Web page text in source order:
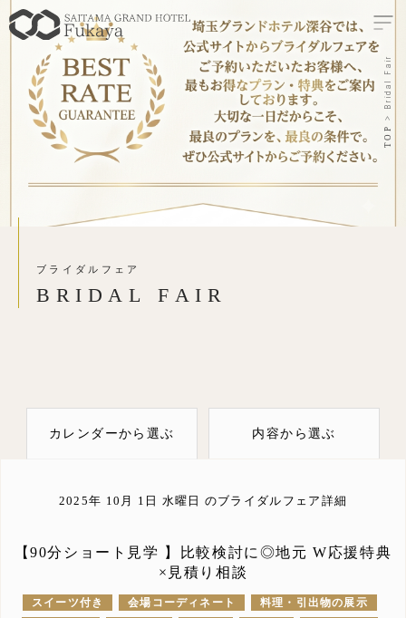
ブライダルフェア
B RI DALF AIR
TOP
Bridal Fair
カレンダーから選ぶ 内容から選ぶ
2025年 10月 1日 水曜日 のブライダルフェア詳細
【90分ショート見学 】比較検討に◎地元 W応援特典
×見積り相談
スイーツ付き 会場コーディネート
料理・引出物の展示